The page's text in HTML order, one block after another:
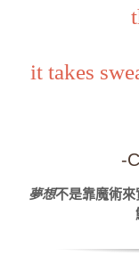
it takes
-
夢想不是靠魔術